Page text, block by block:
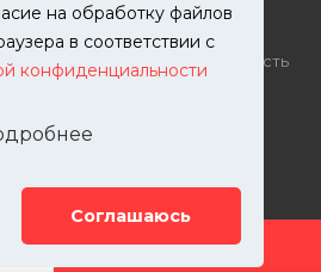
на обработку файлов
в соответствии с
конфиденциальности
Соглашаюсь
ДОБАВИТЬ УСЛУГУ
| Кузовной ремонт и покраска
на сайте – собственность
Все права защищены.
8(499)-302-00-57